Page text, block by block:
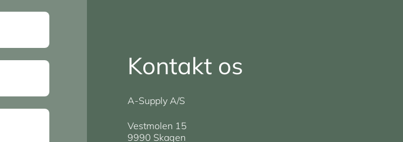
Kontakt os
A-Supply A/S
Vestmolen 15
9990 Skagen